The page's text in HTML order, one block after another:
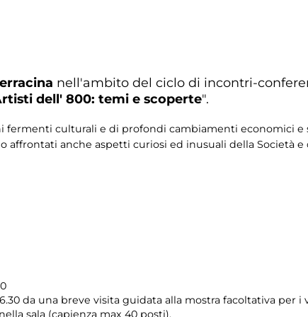
nell'ambito del ciclo di incontri-
dell' 800: temi e scoperte".
fermenti culturali e di profondi cambiamenti economici e
affrontati anche aspetti curiosi ed inusuali della Società
da una breve visita guidata alla mostra facoltativa per
sala (capienza max 40 posti).